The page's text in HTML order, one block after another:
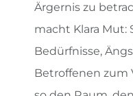
Ärgernis zu
macht Klara Mut:
Bedürfnisse,
Betroffenen zum